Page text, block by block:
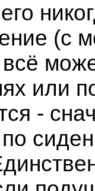
(с
или
-